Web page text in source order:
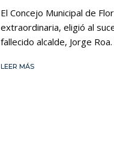
El Concejo Municipal de
extraordinaria, eligió al
fallecido alcalde, Jorge
LEER MÁS